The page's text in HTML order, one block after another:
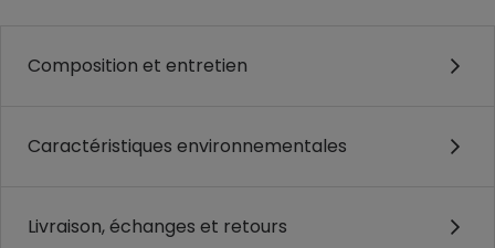
Composition et entretien
Caractéristiques environnementales
Livraison, échanges et retours